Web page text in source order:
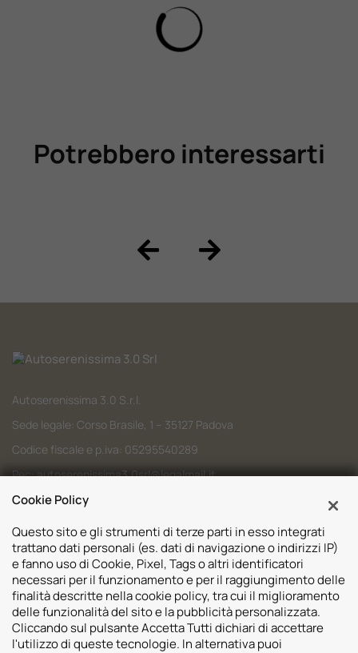
Potrebbero interessarti
Autoserenissima 3.0 S.r.l.
Sede legale: Corso Brasile, 1 – 35127 Padova
Codice fiscale e p.iva: 05295540289
Pec:autoserenissima3.0srl@legalmail.it
Codice SDI: M5UXCR1
Sedi
Volvo Padova
Volvo Venezia
Risorse
Valuta il tuo Usato
Cookie Policy
Questo sito e gli strumenti di terze parti in esso integrati
trattano dati personali (es. dati di navigazione o indirizzi IP)
e fanno uso di Cookie, Pixel, Tags o altri identificatori
necessari per il funzionamento e per il raggiungimento delle
finalità descritte nella cookie policy, tra cui il miglioramento
delle funzionalità del sito e la pubblicità personalizzata.
Cliccando sul pulsante Accetta Tutti dichiari di accettare
l'utilizzo di queste tecnologie. In alternativa puoi